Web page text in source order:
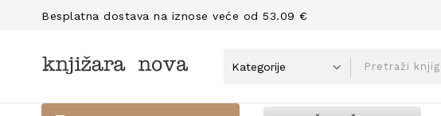
Besplatna dostava na iznose veće od 53.09 €